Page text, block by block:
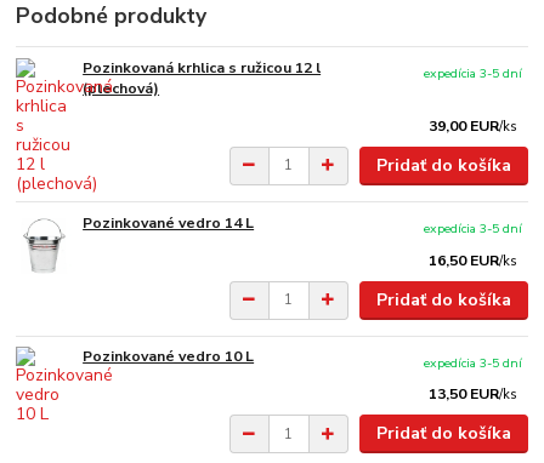
Podobné produkty
Pozinkovaná krhlica s ružicou 12 l
(plechová)
39,00 EUR/ks
expedícia 3-5 dní
Pridať do košíka
Pozinkované vedro 14 L
16,50 EUR/ks
expedícia 3-5 dní
Pridať do košíka
Pozinkované vedro 10 L
13,50 EUR/ks
expedícia 3-5 dní
Pridať do košíka